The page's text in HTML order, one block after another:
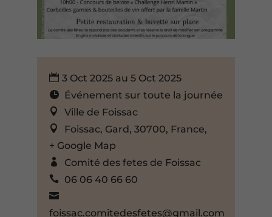
3 Oct 2025 au 5 Oct 2025
Événement sur toute la journée
Ville de Foissac
Foissac, Gard, 30700, France,
+ Google Map
Comité des fetes de Foissac
06 06 40 66 60
foissac.comitedesfetes@gmail.com